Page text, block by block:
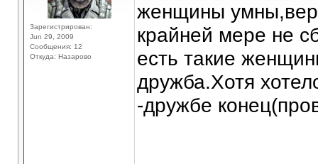
Зарегистрирован:
Jun 29, 2009
Сообщения: 12
Откуда: Назарово
женщины
крайней мере не
есть такие
дружба.Хотя
-дружбе